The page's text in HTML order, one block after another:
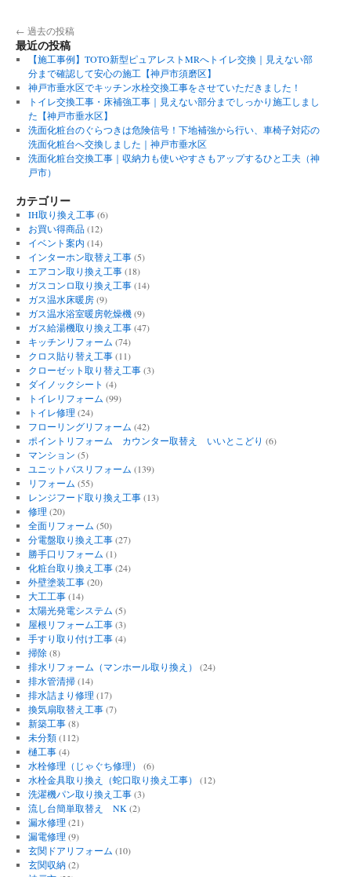
← 過去の投稿
最近の投稿
【施工事例】TOTO新型ピュアレストMRへトイレ交換｜見えない部
分まで確認して安心の施工【神戸市須磨区】
神戸市垂水区でキッチン水栓交換工事をさせていただきました！
トイレ交換工事・床補強工事｜見えない部分までしっかり施工しまし
た【神戸市垂水区】
洗面化粧台のぐらつきは危険信号！下地補強から行い、車椅子対応の
洗面化粧台へ交換しました｜神戸市垂水区
洗面化粧台交換工事｜収納力も使いやすさもアップするひと工夫（神
戸市）
カテゴリー
IH取り換え工事(6)
お買い得商品(12)
イベント案内 (14)
インターホン取替え工事(5)
エアコン取り換え工事(18)
ガスコンロ取り換え工事(14)
ガス温水床暖房(9)
ガス温水浴室暖房乾燥機(9)
ガス給湯機取り換え工事(47)
キッチンリフォーム (74)
クロス貼り替え工事(11)
クローゼット取り替え工事(3)
ダイノックシート (4)
トイレリフォーム (99)
トイレ修理 (24)
フローリングリフォーム (42)
ポイントリフォーム カウンター取替え いいとこどり (6)
マンション (5)
ユニットバスリフォーム (139)
リフォーム (55)
レンジフード取り換え工事(13)
修理 (20)
全面リフォーム (50)
分電盤取り換え工事(27)
勝手口リフォーム (1)
化粧台取り換え工事(24)
外壁塗装工事(20)
大工工事(14)
太陽光発電システム (5)
屋根リフォーム工事(3)
手すり取り付け工事(4)
掃除(8)
排水リフォーム（マンホール取り換え）
(24)
排水管清掃(14)
排水詰まり修理 (17)
換気扇取替え工事(7)
新築工事(8)
未分類(112)
樋工事(4)
水栓修理（じゃぐち修理）
(6)
水栓金具取り換え（蛇口取り換え工事）
(12)
洗濯機パン取り換え工事(3)
流し台簡単取替え NK (2)
漏水修理 (21)
漏電修理 (9)
玄関ドアリフォーム (10)
玄関収納(2)